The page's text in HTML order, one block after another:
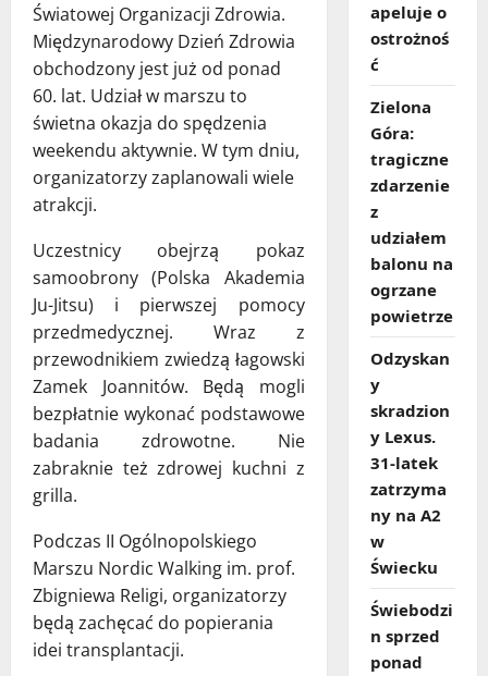
Światowej Organizacji Zdrowia.
Międzynarodowy Dzień Zdrowia
obchodzony jest już od ponad
60. lat. Udział w marszu to
świetna okazja do spędzenia
weekendu aktywnie. W tym dniu,
organizatorzy zaplanowali wiele
atrakcji.
Uczestnicy obejrzą pokaz
samoobrony (Polska Akademia
Ju-Jitsu) i pierwszej pomocy
przedmedycznej. Wraz z
przewodnikiem zwiedzą łagowski
Zamek Joannitów. Będą mogli
bezpłatnie wykonać podstawowe
badania zdrowotne. Nie
zabraknie też zdrowej kuchni z
grilla.
Podczas II Ogólnopolskiego
Marszu Nordic Walking im. prof.
Zbigniewa Religi, organizatorzy
będą zachęcać do popierania
idei transplantacji.
apeluje o
ostrożnoś
ć
Zielona
Góra:
tragiczne
zdarzenie
z
udziałem
balonu na
ogrzane
powietrze
Odzyskan
y
skradzion
y Lexus.
31‑latek
zatrzyma
ny na A2
w
Świecku
Świebodzi
n sprzed
ponad